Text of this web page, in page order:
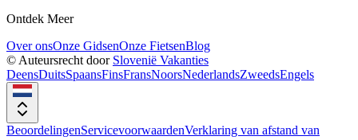
Ontdek Meer
Over onsOnze GidsenOnze FietsenBlog
© Auteursrecht door Slovenië Vakanties
DeensDuitsSpaansFinsFransNoorsNederlandsZweedsEngels
BeoordelingenServicevoorwaardenVerklaring van afstand van